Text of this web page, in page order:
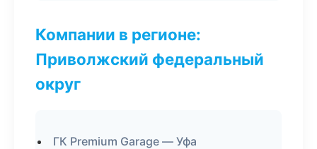
Компании в регионе:
Приволжский федеральный
округ
ГК Premium Garage — Уфа